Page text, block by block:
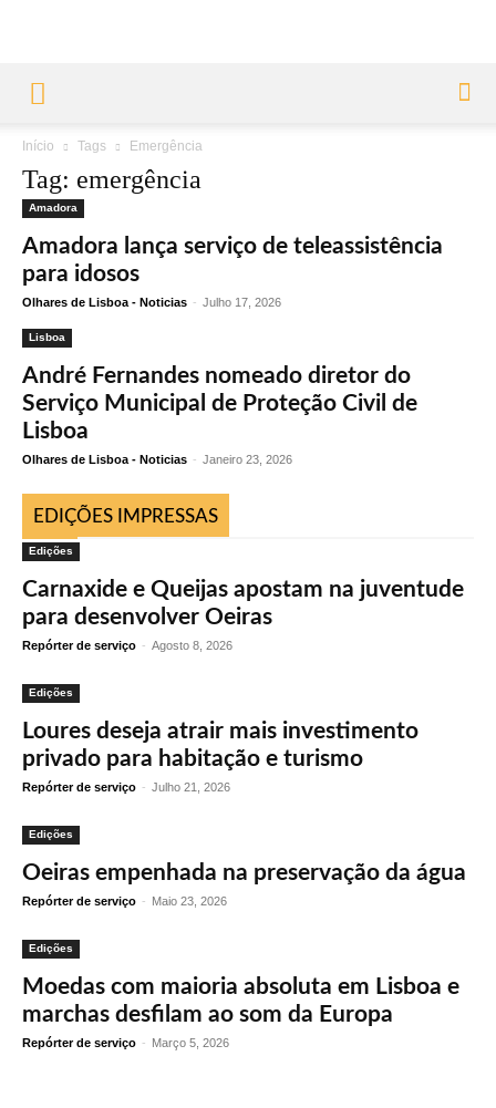
Início Tags Emergência
Tag: emergência
Amadora
Amadora lança serviço de teleassistência
para idosos
Olhares de Lisboa - Noticias - Julho 17, 2026
Lisboa
André Fernandes nomeado diretor do
Serviço Municipal de Proteção Civil de
Lisboa
Olhares de Lisboa - Noticias - Janeiro 23, 2026
EDIÇÕES IMPRESSAS
Edições
Carnaxide e Queijas apostam na juventude
para desenvolver Oeiras
Repórter de serviço - Agosto 8, 2026
Edições
Loures deseja atrair mais investimento
privado para habitação e turismo
Repórter de serviço - Julho 21, 2026
Edições
Oeiras empenhada na preservação da água
Repórter de serviço - Maio 23, 2026
Edições
Moedas com maioria absoluta em Lisboa e
marchas desfilam ao som da Europa
Repórter de serviço - Março 5, 2026